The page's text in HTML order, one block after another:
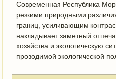
Современная Республика
резкими природными
границ, усиливающим
накладывает заметный
хозяйства и экологическую
проводимой экологической